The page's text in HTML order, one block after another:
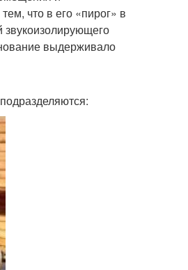
что в его «пирог» в
звукоизолирующего
выдерживало